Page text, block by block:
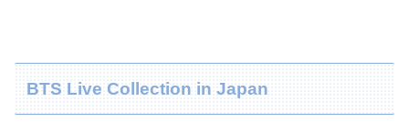
BTS Live Collection in Japan